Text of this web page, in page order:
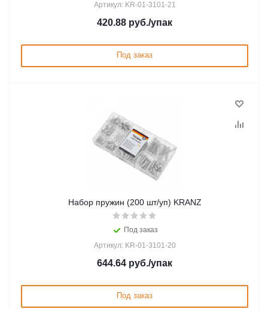
Артикул: KR-01-3101-21
420.88 руб./упак
Под заказ
Набор пружин (200 шт/уп) KRANZ
Под заказ
Артикул: KR-01-3101-20
644.64 руб./упак
Под заказ